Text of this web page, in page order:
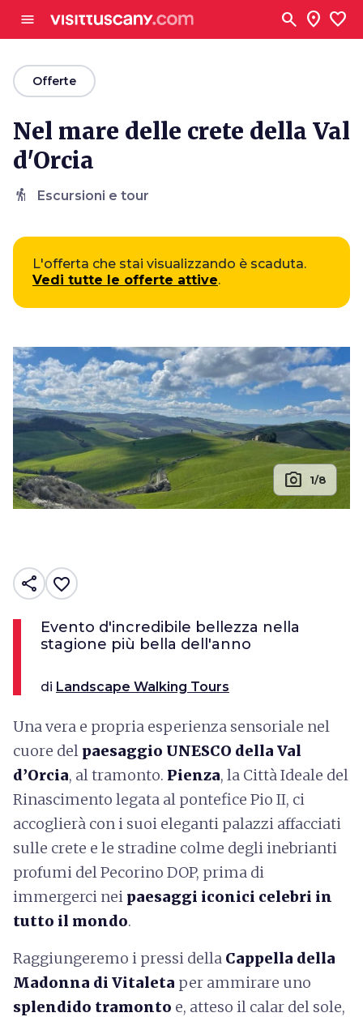
menu search location_on favorite
arrow_backOfferte
Nel mare delle crete della Val
d'Orcia
hiking Escursioni e tour
L'offerta che stai visualizzando è scaduta.
Vedi tutte le offerte attive.
photo_camera 1/8
share favorite_border
Evento d'incredibile bellezza nella
stagione più bella dell'anno
di Landscape Walking Tours
Una vera e propria esperienza sensoriale nel
cuore del paesaggio UNESCO della Val
d’Orcia, al tramonto. Pienza, la Città Ideale del
Rinascimento legata al pontefice Pio II, ci
accoglierà con i suoi eleganti palazzi affacciati
sulle crete e le stradine colme degli inebrianti
profumi del Pecorino DOP, prima di
immergerci nei paesaggi iconici celebri in
tutto il mondo.
Raggiungeremo i pressi della Cappella della
Madonna di Vitaleta per ammirare uno
splendido tramonto e, atteso il calar del sole,